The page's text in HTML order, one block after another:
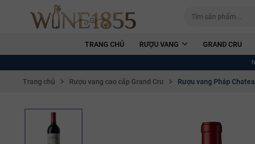
TRANG CHỦ RƯỢU VANG GRAND CRU
Trang chủ Rượu vang cao cấp Grand Cru Rượu vang Pháp